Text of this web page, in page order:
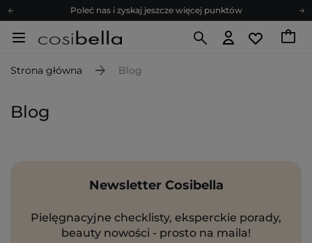
Poleć nas i zyskaj jeszcze więcej punktów
Zapisz się na newsletter pełen porad
Z nami to możliwe! Realizacja zamówienia do 24h.
Strona główna Blog
Blog
Newsletter Cosibella
Pielęgnacyjne checklisty, eksperckie porady,
beauty nowości - prosto na maila!